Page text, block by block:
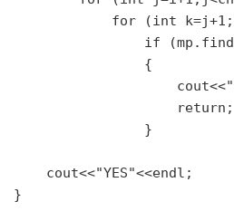
for (int
if
                {
                    return;
                }
    cout<<"YES"<<endl;